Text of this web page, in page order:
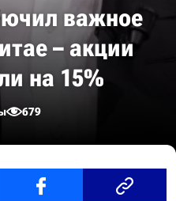
важное
– акции
на 15%
679